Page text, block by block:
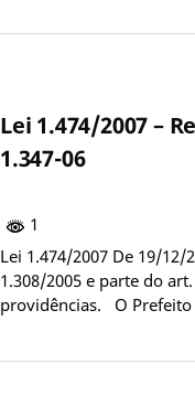
Lei 1.474/2007 –
1.347-06
1
Lei 1.474/2007 De 19/
1.308/2005 e parte do
providências. O Prefeito